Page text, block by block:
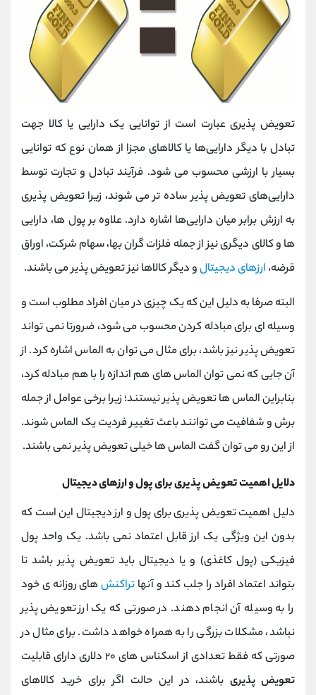
تعویض پذیری عبارت است از توانایی یک دارایی یا کالا جهت
تبادل با دیگر دارایی‌ها یا کالاهای مجزا از همان نوع که توانایی
بسیار با ارزشی محسوب می شود. فرآیند تبادل و تجارت توسط
دارایی‌های تعویض‌ پذیر ساده تر می شوند، زیرا تعویض‌ پذیری
به ارزش برابر میان دارایی‌ها اشاره دارد. علاوه بر پول ها، دارایی
ها و کالای دیگری نیز از جمله فلزات گران بها، سهام شرکت، اوراق
قرضه، ارزهای دیجیتالو دیگر کالاها نیز تعویض پذیر می باشند.
البته صرفا به دلیل این که یک چیزی در میان افراد مطلوب است و
وسیله ای برای مبادله کردن محسوب می شود، ضرورتا نمی تواند
تعویض پذیر نیز باشد، برای مثال می توان به الماس اشاره کرد. از
آن جایی که نمی توان الماس های هم اندازه را با هم مبادله کرد،
بنابراین الماس ها تعویض پذیر نیستند؛ زیرا برخی عوامل از جمله
برش و شفافیت می توانند باعث تغییر فردیت یک الماس شوند.
از این رو می توان گفت الماس ها خیلی تعویض پذیر نمی باشند.
دلایل اهمیت تعویض پذیری برای پول و ارزهای دیجیتال
دلیل اهمیت تعویض پذیری برای پول و ارز دیجیتال این است که
بدون این ویژگی یک ارز قابل اعتماد نمی باشد. یک واحد پول
فیزیکی (پول کاغذی) و یا دیجیتال باید تعویض پذیر باشد تا
بتواند اعتماد افراد را جلب کند و آنها تراکنشهای روزانه ی خود
را به وسیله آن انجام دهند. در صورتی که یک ارز تعویض پذیر
نباشد، مشکلات بزرگی را به همراه خواهد داشت. برای مثال در
صورتی که فقط تعدادی از اسکناس های ۲۰ دلاری دارای قابلیت
تعویض پذیریباشند، در این حالت اگر برای خرید کالاهای